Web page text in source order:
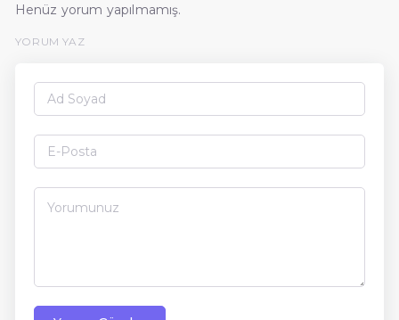
Henüz yorum yapılmamış.
YORUM YAZ